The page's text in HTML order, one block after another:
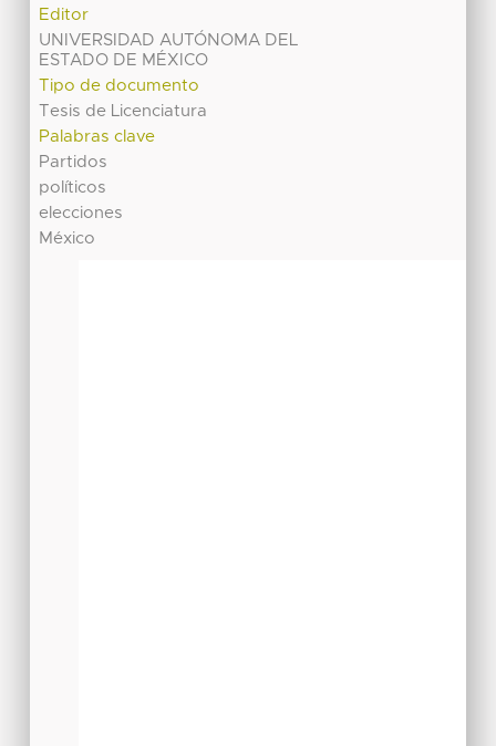
Editor
UNIVERSIDAD AUTÓNOMA DEL
ESTADO DE MÉXICO
Tipo de documento
Tesis de Licenciatura
Palabras clave
Partidos
políticos
elecciones
México